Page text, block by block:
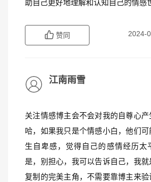
助自己更好地理解和认知自己的情感
赞同 2024-
江南雨雪
关注情感博主会不会对我的自尊心
哈，如果我只是个情感小白，他们可
生自卑感，觉得自己的感情经历太
是，别担心，我可以告诉自己，我就
复制的完美主角，不需要靠博主来